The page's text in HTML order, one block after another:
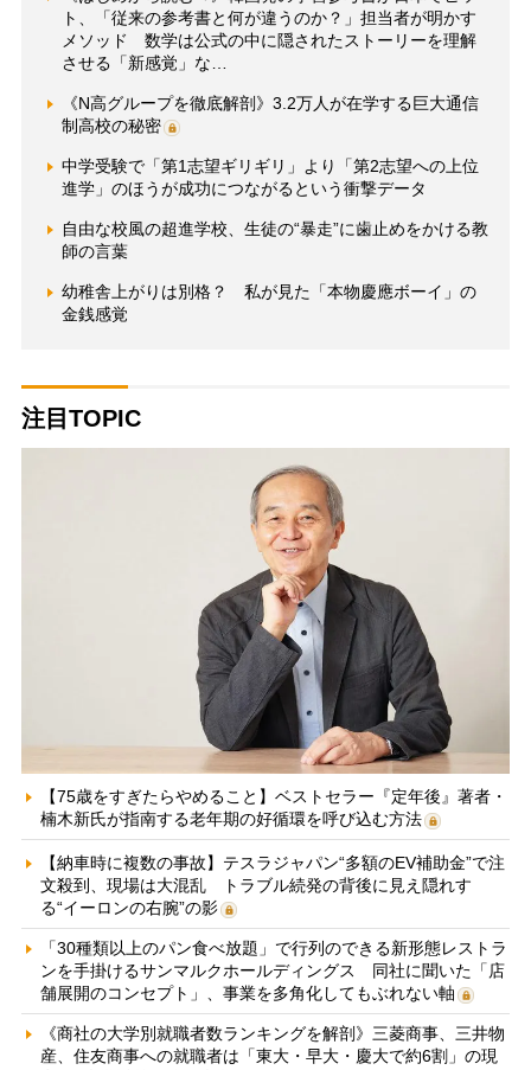
ト、「従来の参考書と何が違うのか？」担当者が明かす
メソッド 数学は公式の中に隠されたストーリーを理解
させる「新感覚」な…
《N高グループを徹底解剖》3.2万人が在学する巨大通信
制高校の秘密
中学受験で「第1志望ギリギリ」より「第2志望への上位
進学」のほうが成功につながるという衝撃データ
自由な校風の超進学校、生徒の“暴走”に歯止めをかける教
師の言葉
幼稚舎上がりは別格？ 私が見た「本物慶應ボーイ」の
金銭感覚
注目TOPIC
【75歳をすぎたらやめること】ベストセラー『定年後』著者・
楠木新氏が指南する老年期の好循環を呼び込む方法
【納車時に複数の事故】テスラジャパン“多額のEV補助金”で注
文殺到、現場は大混乱 トラブル続発の背後に見え隠れす
る“イーロンの右腕”の影
「30種類以上のパン食べ放題」で行列のできる新形態レストラ
ンを手掛けるサンマルクホールディングス 同社に聞いた「店
舗展開のコンセプト」、事業を多角化してもぶれない軸
《商社の大学別就職者数ランキングを解剖》三菱商事、三井物
産、住友商事への就職者は「東大・早大・慶大で約6割」の現